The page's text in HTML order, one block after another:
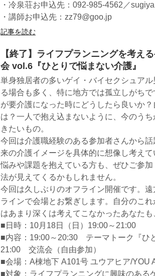
・冷泉荘お申込先：092-985-4562／
・講師お申込先：zz79@goo.jp
記事を読む
【終了】ライフプランニングを考え
会 vol.6『ひとりで悩まない介護』
単身独居者の多いゲイ・バイセクシュア
る場合も多く、特に地方では孤立しがち
が要介護になった時にどうしたら良いか
は？一人で抱え込まないように、今のう
きたいもの。
今回は介護職経験のある参加者さんから
来の介護イメージを具体的に想像し考え
悩みや課題を抱えている方も、ぜひご参
法が見えてくるかもしれません。
今回は久しぶりのオフライン開催です。
ラインで会場とお繋ぎします。自分のこ
はあまり深くは考えてこなかったあなた
■日時：10月18日（日）19:00～21:00
■内容：19:00～20:30 テーマトーク『ひ
21:00 交流会（自由参加）
■会場：A棟地下 A101号 ユウアヒア/YOU
■対象：ライフプランニングに興味のある